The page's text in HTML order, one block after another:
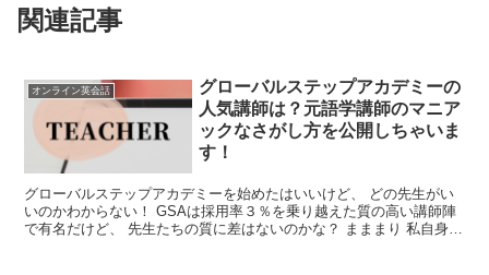
関連記事
オンライン英会話
グローバルステップアカデミーの
人気講師は？元語学講師のマニア
ックなさがし方を公開しちゃいま
す！
グローバルステップアカデミーを始めたはいいけど、 どの先生がい
いのかわからない！ GSAは採用率３％を乗り越えた質の高い講師陣
で有名だけど、 先生たちの質に差はないのかな？ まままり 私自身も